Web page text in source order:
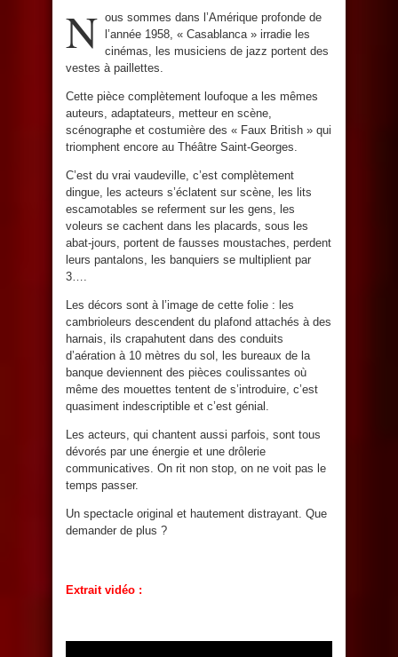
N ous sommes dans l’Amérique profonde de
l’année 1958, « Casablanca » irradie les
cinémas, les musiciens de jazz portent des
vestes à paillettes.
Cette pièce complètement loufoque a les mêmes
auteurs, adaptateurs, metteur en scène,
scénographe et costumière des « Faux British » qui
triomphent encore au Théâtre Saint-Georges.
C’est du vrai vaudeville, c’est complètement
dingue, les acteurs s’éclatent sur scène, les lits
escamotables se referment sur les gens, les
voleurs se cachent dans les placards, sous les
abat-jours, portent de fausses moustaches, perdent
leurs pantalons, les banquiers se multiplient par
3….
Les décors sont à l’image de cette folie : les
cambrioleurs descendent du plafond attachés à des
harnais, ils crapahutent dans des conduits
d’aération à 10 mètres du sol, les bureaux de la
banque deviennent des pièces coulissantes où
même des mouettes tentent de s’introduire, c’est
quasiment indescriptible et c’est génial.
Les acteurs, qui chantent aussi parfois, sont tous
dévorés par une énergie et une drôlerie
communicatives. On rit non stop, on ne voit pas le
temps passer.
Un spectacle original et hautement distrayant. Que
demander de plus ?
Extrait vidéo :